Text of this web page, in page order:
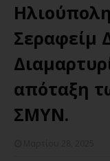
Σεραφείμ
απόταξη
ΣΜΥΝ.